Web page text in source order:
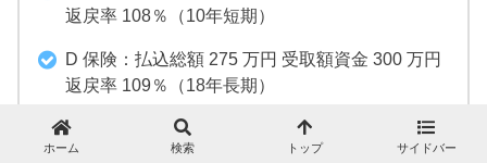
返戻率 108％（10年短期）
D 保険：払込総額 275 万円 受取額資金 300 万円
返戻率 109％（18年長期）
ホーム 検索 トップ サイドバー